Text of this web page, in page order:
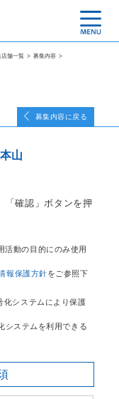
店舗一覧 > 募集内容 >
募集内容に戻る
山
「確認」ボタンを押
活動の目的にのみ使用
報保護方針をご参照下
化システムにより保護
システムを利用できる